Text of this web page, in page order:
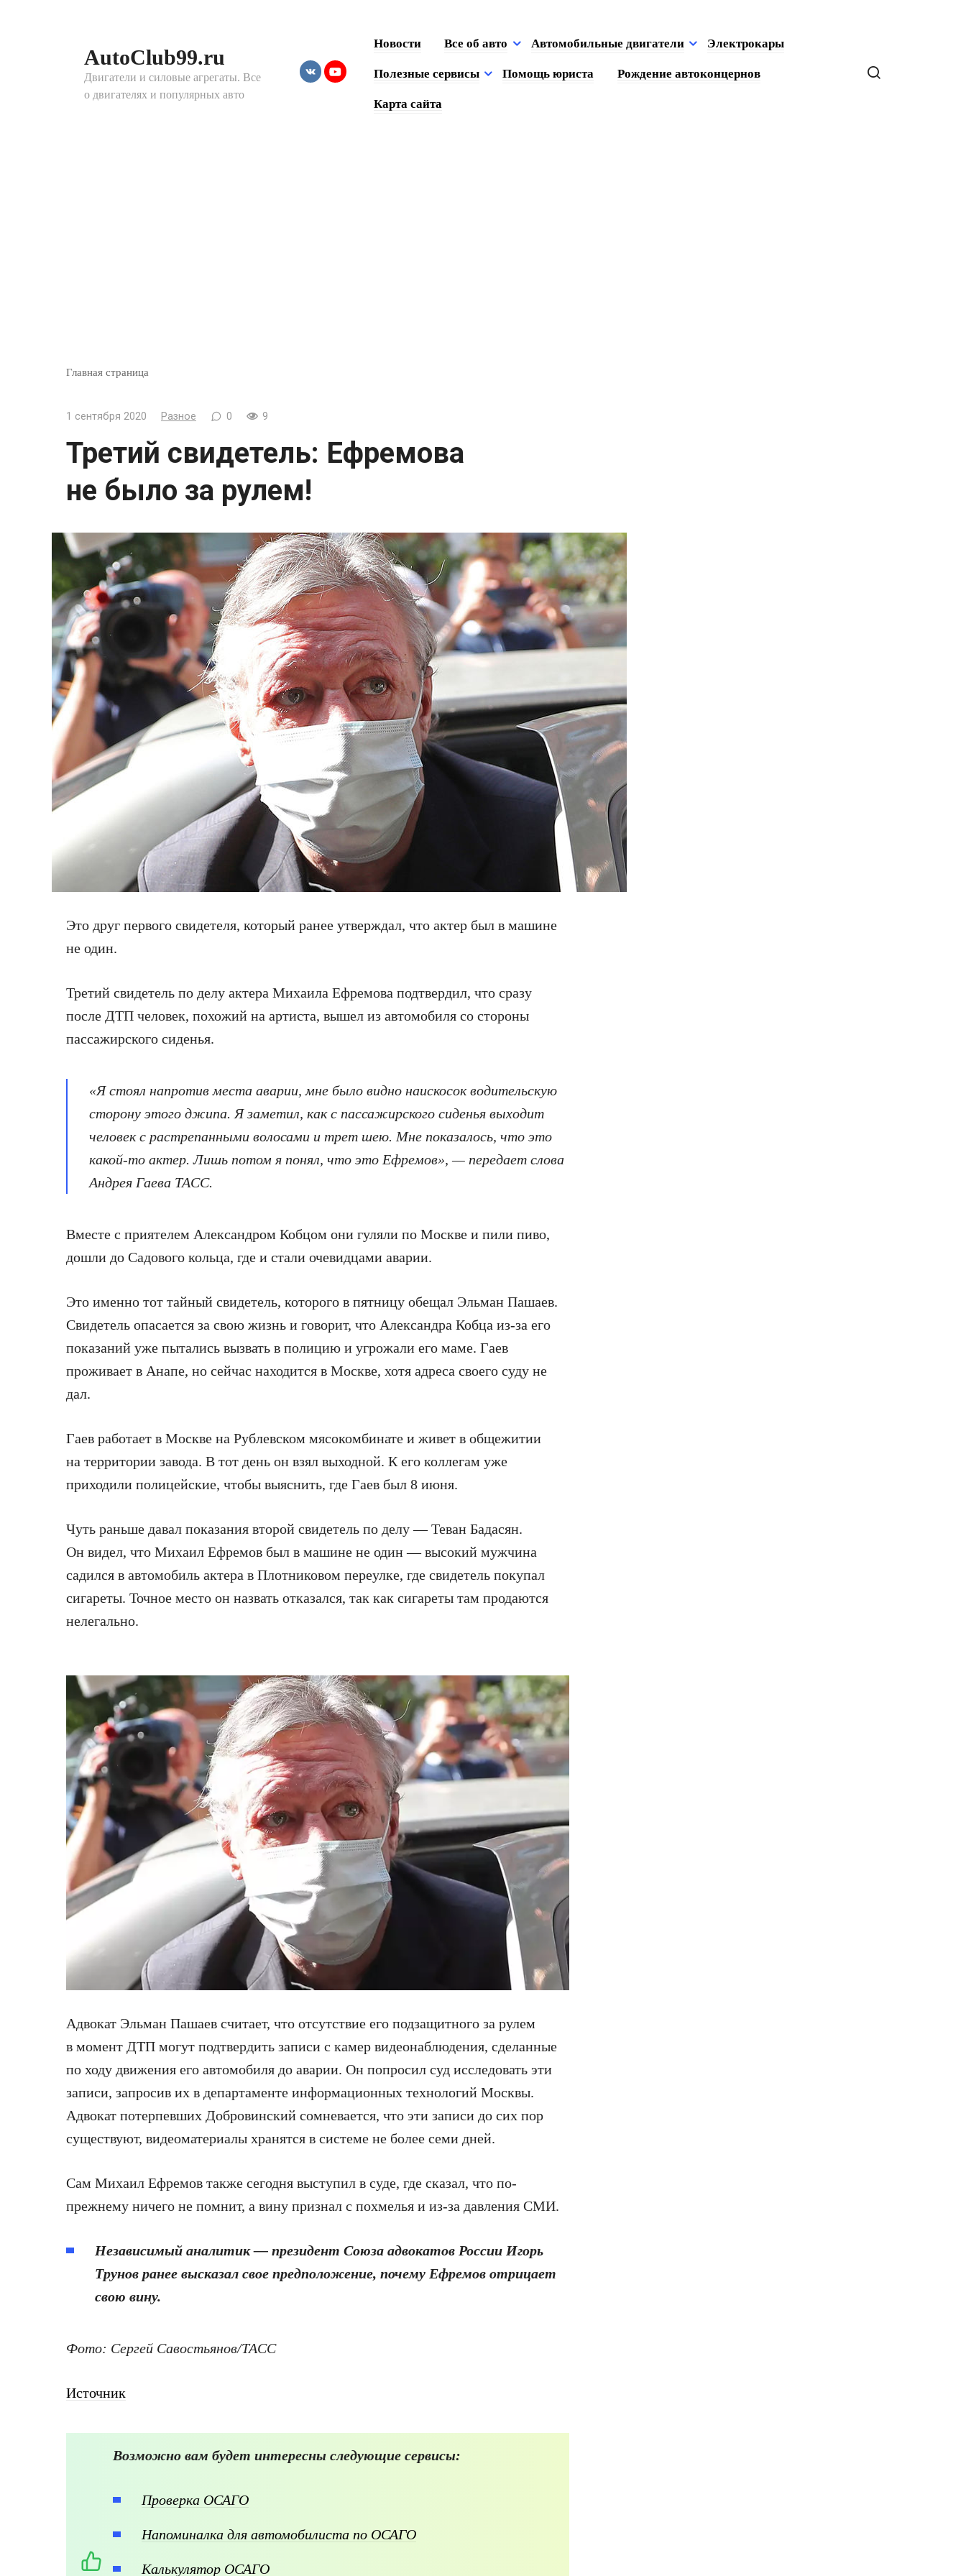
AutoClub99.ru
Двигатели и силовые агрегаты. Все
о двигателях и популярных авто
Новости Все об авто Автомобильные двигатели Электрокары
Полезные сервисы Помощь юриста Рождение автоконцернов
Карта сайта
Главная страница
1 сентября 2020 Разное 0 9
Третий свидетель: Ефремова
не было за рулем!
Это друг первого свидетеля, который ранее утверждал, что актер был в машине
не один.
Третий свидетель по делу актера Михаила Ефремова подтвердил, что сразу
после ДТП человек, похожий на артиста, вышел из автомобиля со стороны
пассажирского сиденья.
«Я стоял напротив места аварии, мне было видно наискосок водительскую
сторону этого джипа. Я заметил, как с пассажирского сиденья выходит
человек с растрепанными волосами и трет шею. Мне показалось, что это
какой-то актер. Лишь потом я понял, что это Ефремов», — передает слова
Андрея Гаева ТАСС.
Вместе с приятелем Александром Кобцом они гуляли по Москве и пили пиво,
дошли до Садового кольца, где и стали очевидцами аварии.
Это именно тот тайный свидетель, которого в пятницу обещал Эльман Пашаев.
Свидетель опасается за свою жизнь и говорит, что Александра Кобца из-за его
показаний уже пытались вызвать в полицию и угрожали его маме. Гаев
проживает в Анапе, но сейчас находится в Москве, хотя адреса своего суду не
дал.
Гаев работает в Москве на Рублевском мясокомбинате и живет в общежитии
на территории завода. В тот день он взял выходной. К его коллегам уже
приходили полицейские, чтобы выяснить, где Гаев был 8 июня.
Чуть раньше давал показания второй свидетель по делу — Теван Бадасян.
Он видел, что Михаил Ефремов был в машине не один — высокий мужчина
садился в автомобиль актера в Плотниковом переулке, где свидетель покупал
сигареты. Точное место он назвать отказался, так как сигареты там продаются
нелегально.
Адвокат Эльман Пашаев считает, что отсутствие его подзащитного за рулем
в момент ДТП могут подтвердить записи с камер видеонаблюдения, сделанные
по ходу движения его автомобиля до аварии. Он попросил суд исследовать эти
записи, запросив их в департаменте информационных технологий Москвы.
Адвокат потерпевших Добровинский сомневается, что эти записи до сих пор
существуют, видеоматериалы хранятся в системе не более семи дней.
Сам Михаил Ефремов также сегодня выступил в суде, где сказал, что по-
прежнему ничего не помнит, а вину признал с похмелья и из-за давления СМИ.
Независимый аналитик — президент Союза адвокатов России Игорь
Трунов ранее высказал свое предположение, почему Ефремов отрицает
свою вину.
Фото: Сергей Савостьянов/ТАСС
Источник
Возможно вам будет интересны следующие сервисы:
Проверка ОСАГО
Напоминалка для автомобилиста по ОСАГО
Калькулятор ОСАГО